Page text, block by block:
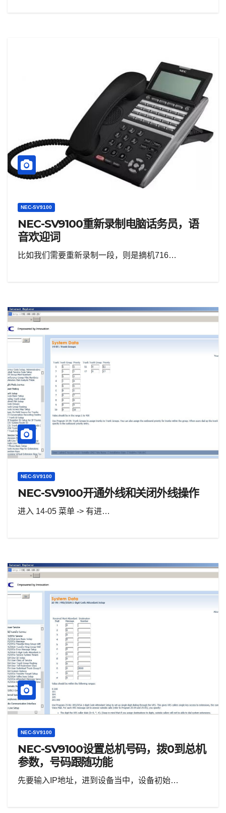
NEC-SV9100
NEC-SV9100重新录制电脑话务员，语
音欢迎词
比如我们需要重新录制一段，则是摘机716…
NEC-SV9100
NEC-SV9100开通外线和关闭外线操作
进入 14-05 菜单 -> 有进…
NEC-SV9100
NEC-SV9100设置总机号码，拨0到总机
参数，号码跟随功能
先要输入IP地址，进到设备当中，设备初始…